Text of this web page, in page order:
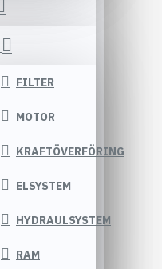
FILTER
MOTOR
KRAFTÖVERFÖRING
ELSYSTEM
HYDRAULSYSTEM
RAM